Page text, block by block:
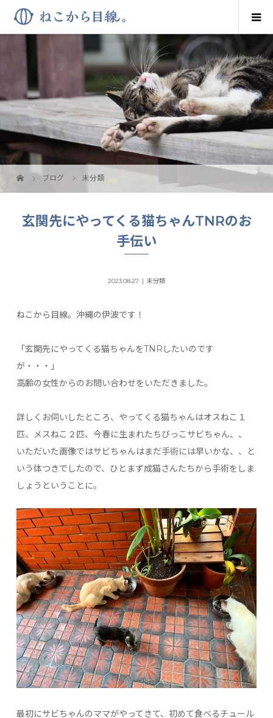
ブログ 未分類
玄関先にやってくる猫ちゃんTNRのお
手伝い
2023.08.27 未分類
ねこから目線。沖縄の伊波です！
「玄関先にやってくる猫ちゃんをTNRしたいのです
が・・・」
高齢の女性からのお問い合わせをいただきました。
詳しくお伺いしたところ、やってくる猫ちゃんはオスねこ１
匹、メスねこ２匹、今春に生まれたちびっこサビちゃん、、
いただいた画像ではサビちゃんはまだ手術には早いかな、、と
いう体つきでしたので、ひとまず成猫さんたちから手術をしま
しょうということに。
最初にサビちゃんのママがやってきて、初めて食べるチュール